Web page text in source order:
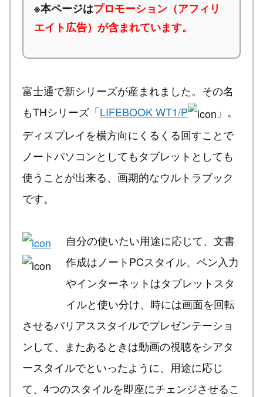
※本ページはプロモーション（アフィリ
エイト広告）が含まれています。
富士通で新シリーズが産まれました。その名
もTHシリーズ「LIFEBOOK WT1/P
」。
ディスプレイを横方向にくるくる回すことで
ノートパソコンとしてもタブレットとしても
使うことが出来る、画期的なウルトラブック
です。
自分の使いたい用途に応じて、文書
作成はノートPCスタイル、ペン入力
やインターネットはタブレットスタ
イルと使い分け、時には画面を回転
させるバリアススタイルでプレゼンテーショ
ンして、またあるときは動画の視聴をシアタ
ースタイルでといったように、用途に応じ
て、4つのスタイルを即座にチェンジさせるこ